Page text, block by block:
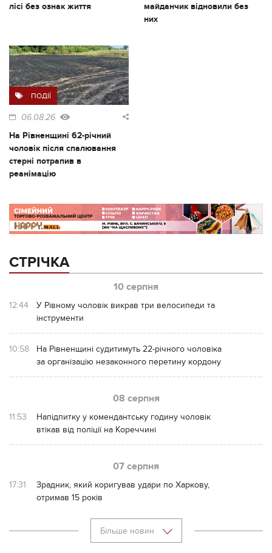
лісі без ознак життя
майданчик відновили без
них
ПОДІЇ
06.08.26
На Рівненщині 62-річний
чоловік після спалювання
стерні потрапив в
реанімацію
СТРІЧКА
10 серпня
12:44
У Рівному чоловік викрав три велосипеди та
інструменти
10:58
На Рівненщині судитимуть 22-річного чоловіка
за організацію незаконного перетину кордону
08 серпня
11:53
Напідпитку у комендантську годину чоловік
втікав від поліції на Кореччині
07 серпня
17:31
Зрадник, який коригував удари по Харкову,
отримав 15 років
Більше новин